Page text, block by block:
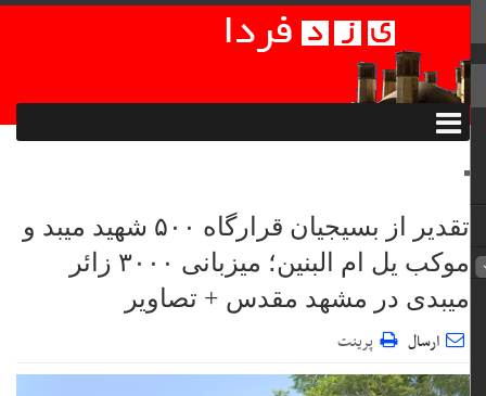
تقدیر از بسیجیان قرارگاه ۵۰۰ شهید میبد و
موکب یل ام البنین؛ میزبانی ۳۰۰۰ زائر
میبدی در مشهد مقدس + تصاویر
ارسال پرینت